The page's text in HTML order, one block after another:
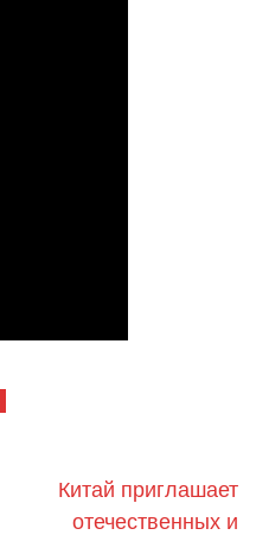
Китай приглашает
отечественных и